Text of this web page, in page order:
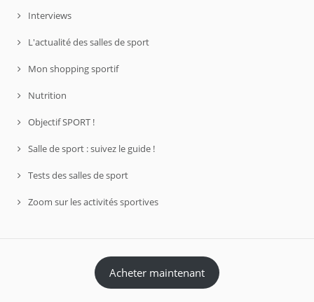
Interviews
L'actualité des salles de sport
Mon shopping sportif
Nutrition
Objectif SPORT !
Salle de sport : suivez le guide !
Tests des salles de sport
Zoom sur les activités sportives
Acheter maintenant